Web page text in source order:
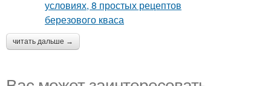
читать дальше →